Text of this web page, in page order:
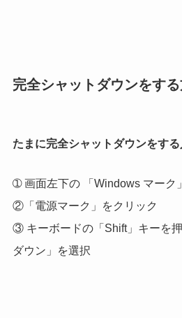
完全シャットダウンをす
たまに完全シャットダウンをす
➀ 画面左下の 「Windows マーク
②「電源マーク」をクリック
③ キーボードの「Shift」キーを
ダウン」を選択